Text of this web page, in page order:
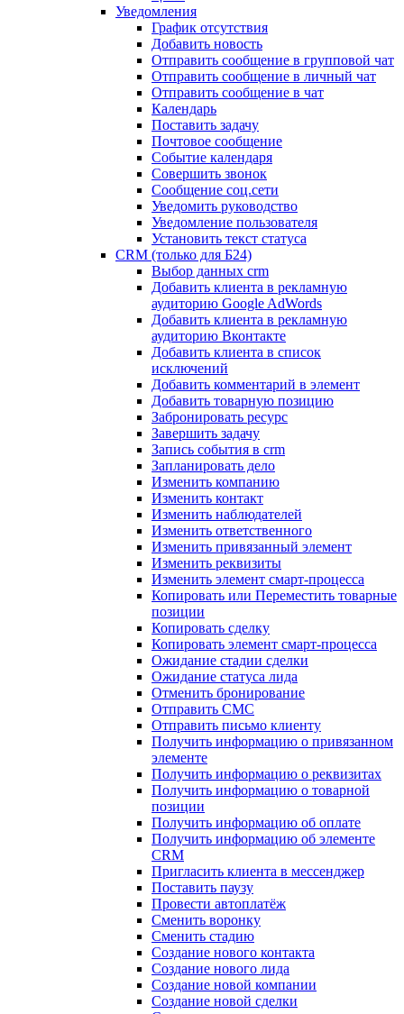
Уведомления
График отсутствия
Добавить новость
Отправить сообщение в групповой чат
Отправить сообщение в личный чат
Отправить сообщение в чат
Календарь
Поставить задачу
Почтовое сообщение
Событие календаря
Совершить звонок
Сообщение соц.сети
Уведомить руководство
Уведомление пользователя
Установить текст статуса
CRM (только для Б24)
Выбор данных crm
Добавить клиента в рекламную
аудиторию Google AdWords
Добавить клиента в рекламную
аудиторию Вконтакте
Добавить клиента в список
исключений
Добавить комментарий в элемент
Добавить товарную позицию
Забронировать ресурс
Завершить задачу
Запись события в crm
Запланировать дело
Изменить компанию
Изменить контакт
Изменить наблюдателей
Изменить ответственного
Изменить привязанный элемент
Изменить реквизиты
Изменить элемент смарт-процесса
Копировать или Переместить товарные
позиции
Копировать сделку
Копировать элемент смарт-процесса
Ожидание стадии сделки
Ожидание статуса лида
Отменить бронирование
Отправить СМС
Отправить письмо клиенту
Получить информацию о привязанном
элементе
Получить информацию о реквизитах
Получить информацию о товарной
позиции
Получить информацию об оплате
Получить информацию об элементе
CRM
Пригласить клиента в мессенджер
Поставить паузу
Провести автоплатёж
Сменить воронку
Сменить стадию
Создание нового контакта
Создание нового лида
Создание новой компании
Создание новой сделки